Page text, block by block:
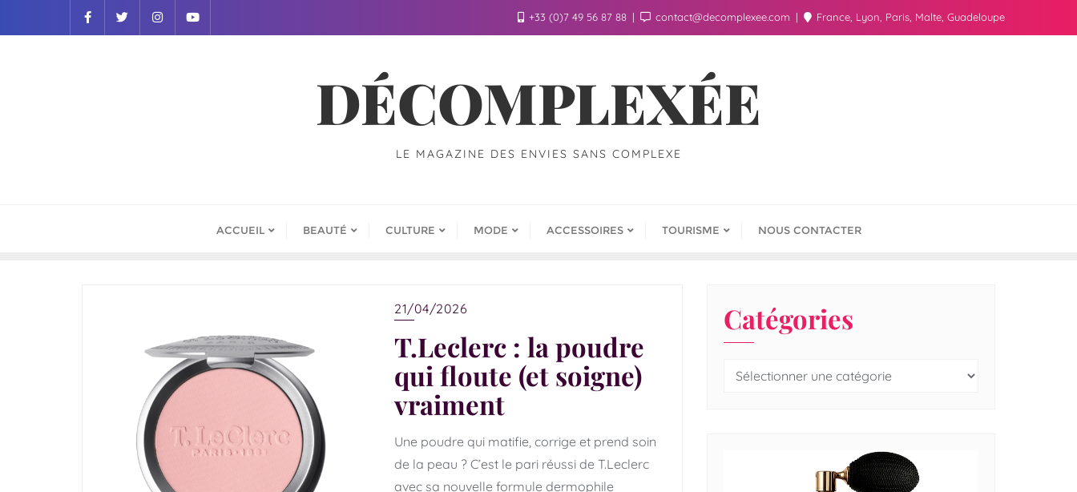
+33 (0)7 49 56 87 88 contact@decomplexee.com France, Lyon, Paris, Malte, Guadeloupe
DÉCOMPLEXÉE
LE MAGAZINE DES ENVIES SANS COMPLEXE
ACCUEIL BEAUTÉ CULTURE MODE ACCESSOIRES TOURISME NOUS CONTACTER
21/04/2026
T.Leclerc : la poudre
qui floute (et soigne)
vraiment
Une poudre qui matifie, corrige et prend soin
de la peau ? C’est le pari réussi de T.Leclerc
avec sa nouvelle formule dermophile
Catégories